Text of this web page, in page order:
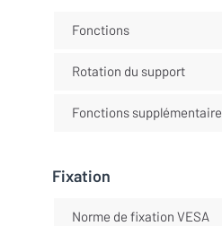
Fonctions
Rotation du support
Fonctions supplémentaire
Fixation
Norme de fixation VESA